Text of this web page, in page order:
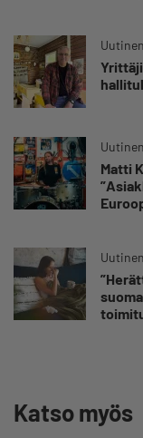
Uutinen
Uutinen
Matti
Uutinen
Katso myös